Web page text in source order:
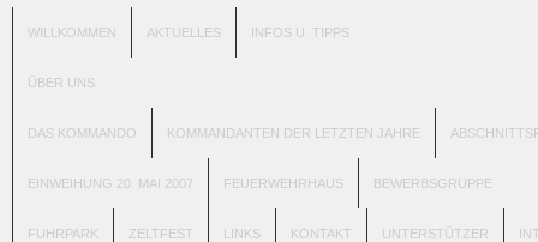
WILLKOMMEN AKTUELLES INFOS U. TIPPS
ÜBER UNS
DAS KOMMANDO KOMMANDANTEN DER LETZTEN JAHRE
EINWEIHUNG 20. MAI 2007 FEUERWEHRHAUS BEWERBSGRUPPE
FUHRPARK ZELTFEST LINKS KONTAKT UNTERSTÜTZER